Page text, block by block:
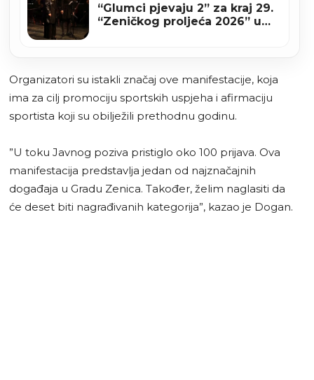
“Glumci pjevaju 2” za kraj 29.
“Zeničkog proljeća 2026” u
Organizatori su istakli značaj ove manifestacije, koja
ima za cilj promociju sportskih uspjeha i afirmaciju
sportista koji su obilježili prethodnu godinu.
”U toku Javnog poziva pristiglo oko 100 prijava. Ova
manifestacija predstavlja jedan od najznačajnih
događaja u Gradu Zenica. Također, želim naglasiti da
će deset biti nagrađivanih kategorija”, kazao je Dogan.